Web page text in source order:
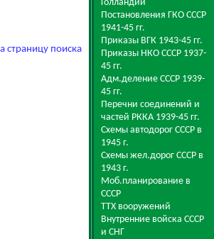
страницу поиска
Голландии
Постановления ГКО СССР
1941-45 гг.
Приказы ВГК 1943-45 гг.
Приказы НКО СССР 1937-
45 гг.
Адм.деление СССР 1939-
45 гг.
Перечни соединений и
частей РККА 1939-45 гг.
Схемы автодорог СССР в
1945 г.
Схемы жел.дорог СССР в
1943 г.
Моб.планирование в
СССР
ТТХ вооружений
Внутренние войска СССР
и СНГ